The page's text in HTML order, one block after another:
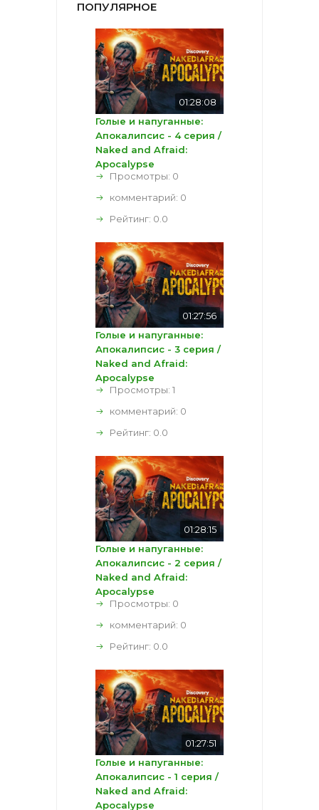
ПОПУЛЯРНОЕ
01:28:08
Голые и напуганные:
Апокалипсис - 4 серия /
Naked and Afraid:
Apocalypse
Просмотры: 0
комментарий: 0
Рейтинг: 0.0
01:27:56
Голые и напуганные:
Апокалипсис - 3 серия /
Naked and Afraid:
Apocalypse
Просмотры: 1
комментарий: 0
Рейтинг: 0.0
01:28:15
Голые и напуганные:
Апокалипсис - 2 серия /
Naked and Afraid:
Apocalypse
Просмотры: 0
комментарий: 0
Рейтинг: 0.0
01:27:51
Голые и напуганные:
Апокалипсис - 1 серия /
Naked and Afraid:
Apocalypse